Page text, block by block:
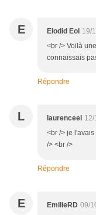
E Elodid Eol 19/
<br /> Voilà
connaissais
Répondre
L laurenceel
<br /> je
/> <br />
Répondre
E EmilieRD 09/